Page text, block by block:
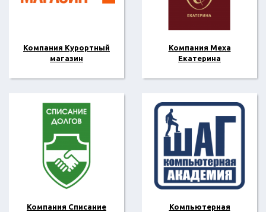
Компания Курортный
магазин
Компания Меха
Екатерина
Компания Списание
Компьютерная